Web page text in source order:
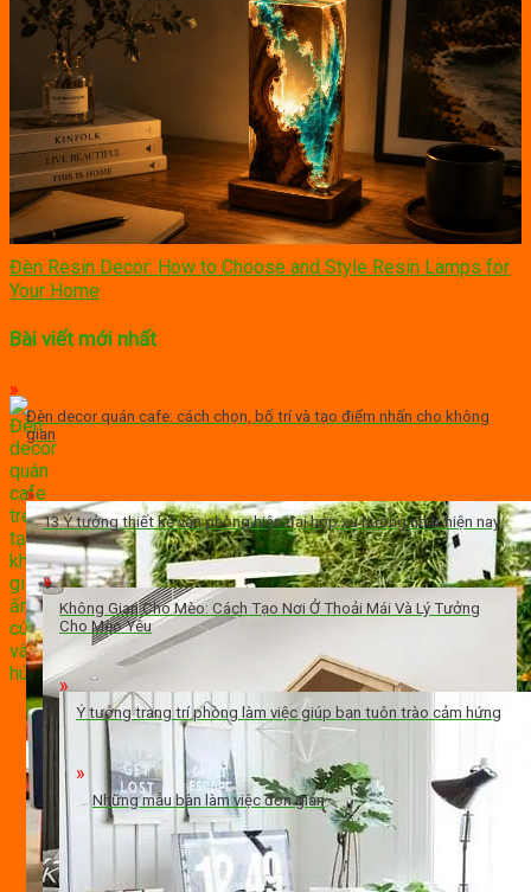
Đèn Resin Decor: How to Choose and Style Resin Lamps for
Your Home
Bài viết mới nhất
Đèn decor quán cafe: cách chọn, bố trí và tạo điểm nhấn cho không
gian
13 Ý tưởng thiết kế văn phòng hiện đại hợp xu hướng nhất hiện nay
Không Gian Cho Mèo: Cách Tạo Nơi Ở Thoải Mái Và Lý Tưởng
Cho Mèo Yêu
Ý tưởng trang trí phòng làm việc giúp bạn tuôn trào cảm hứng
Những mẫu bàn làm việc đơn giản